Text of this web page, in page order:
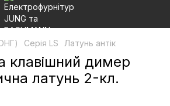
Серія LS Латунь антік
клавішний димер
латунь 2-кл.